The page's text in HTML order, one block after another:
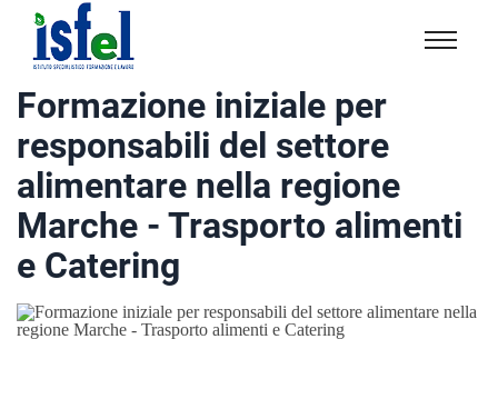
Isfel
Istituto
specialistico
formazione
e
lavoro
Formazione iniziale per
responsabili del settore
alimentare nella regione
Marche - Trasporto alimenti
e Catering